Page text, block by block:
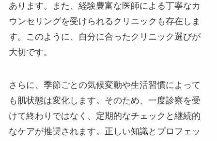
あります。また、経験豊富な医師による丁寧なカ
ウンセリングを受けられるクリニックも存在しま
す。このように、自分に合ったクリニック選びが
大切です。
さらに、季節ごとの気候変動や生活習慣によって
も肌状態は変化します。そのため、一度診察を受
けて終わりではなく、定期的なチェックと継続的
なケアが推奨されます。正しい知識とプロフェッ